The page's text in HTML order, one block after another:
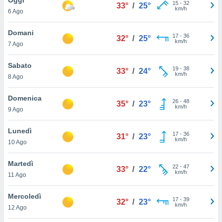
è
al sito
di
ci
di
il
un
la
nella
6 Ago
33° / 25° 15- 32
km/h
Domani
7 Ago
32° / 25° 17- 36
km/h
Sabato
8 Ago
33° / 24° 19- 38
km/h
Domenica
9 Ago
35° / 23° 26- 48
km/h
Lunedì
10 Ago
31° / 23° 17- 36
km/h
Martedì
11 Ago
33° / 22° 22- 47
km/h
Mercoledì
12 Ago
32° / 23° 17- 39
km/h